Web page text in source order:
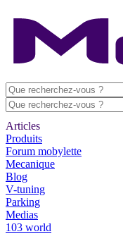
Articles
Produits
Forum mobylette
Mecanique
Blog
V-tuning
Parking
Medias
103 world